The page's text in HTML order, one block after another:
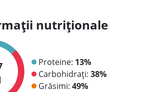
nutriționale
Proteine: 13%
Carbohidrați: 38%
Grăsimi: 49%